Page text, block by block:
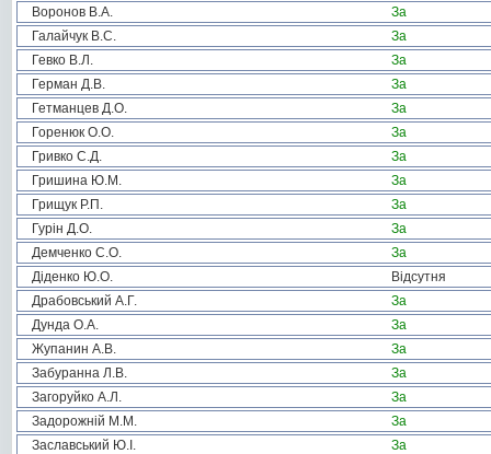
Воронов В.А.
За
Галайчук В.С.
За
Гевко В.Л.
За
Герман Д.В.
За
Гетманцев Д.О.
За
Горенюк О.О.
За
Гривко С.Д.
За
Гришина Ю.М.
За
Грищук Р.П.
За
Гурін Д.О.
За
Демченко С.О.
За
Діденко Ю.О.
Відсутня
Драбовський А.Г.
За
Дунда О.А.
За
Жупанин А.В.
За
Забуранна Л.В.
За
Загоруйко А.Л.
За
Задорожній М.М.
За
Заславський Ю.І.
За